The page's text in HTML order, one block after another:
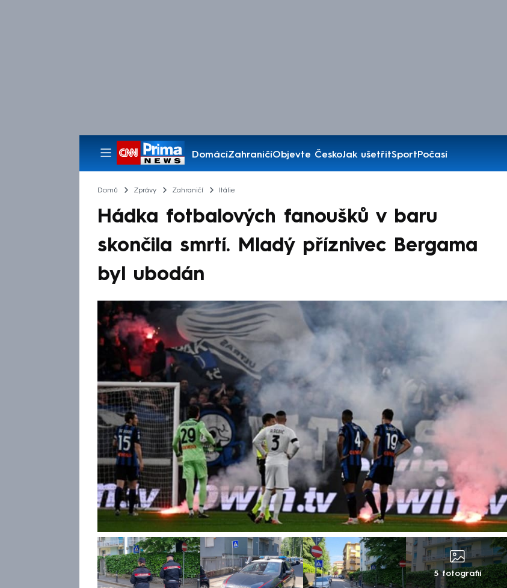
DomácíZahraničíObjevte ČeskoJak ušetřitSportPočasí
Pořady
Domů Zprávy Zahraničí Itálie
Hádka fotbalových fanoušků v baru
skončila smrtí. Mladý příznivec Bergama
byl ubodán
5 fotografií